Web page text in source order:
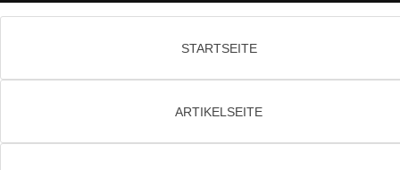
STARTSEITE
ARTIKELSEITE